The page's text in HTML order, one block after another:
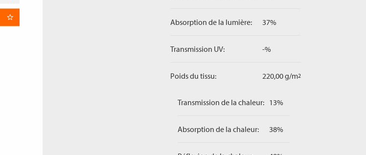
Absorption de la lumière: 37%
Transmission UV: -%
Poids du tissu: 220,00 g/m2
Transmission de la chaleur: 13%
Absorption de la chaleur: 38%